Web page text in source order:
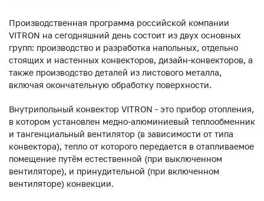
Производственная программа российской компании
VITRON на сегодняшний день состоит из двух основных
групп: производство и разработка напольных, отдельно
стоящих и настенных конвекторов, дизайн-конвекторов, а
также производство деталей из листового металла,
включая окончательную обработку поверхности.
Внутрипольный конвектор VITRON - это прибор отопления,
в котором установлен медно-алюминиевый теплообменник
и тангенциальный вентилятор (в зависимости от типа
конвектора), тепло от которого передается в отапливаемое
помещение путём естественной (при выключенном
вентиляторе), и принудительной (при включенном
вентиляторе) конвекции.